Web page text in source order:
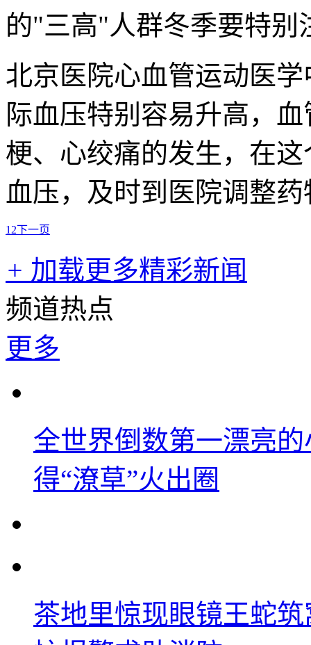
的"三高"人群冬季要特别
北京医院心血管运动医
际血压特别容易升高，
梗、心绞痛的发生，在
血压，及时到医院调整药
1 2下一页
+ 加载更多精彩新闻
频道热点
更多
全世界倒数第一漂亮
得“潦草”火出圈
茶地里惊现眼镜王蛇